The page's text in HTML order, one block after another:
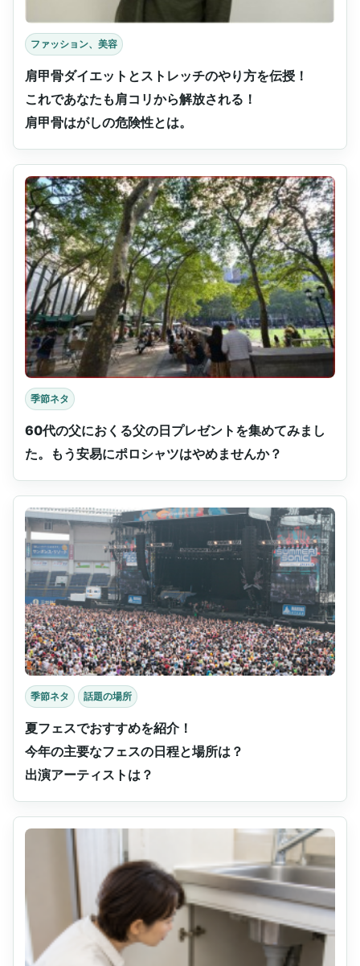
ファッション、美容
肩甲骨ダイエットとストレッチのやり方を伝授！
これであなたも肩コリから解放される！
肩甲骨はがしの危険性とは。
季節ネタ
60代の父におくる父の日プレゼントを集めてみまし
た。もう安易にポロシャツはやめませんか？
季節ネタ 話題の場所
夏フェスでおすすめを紹介！
今年の主要なフェスの日程と場所は？
出演アーティストは？